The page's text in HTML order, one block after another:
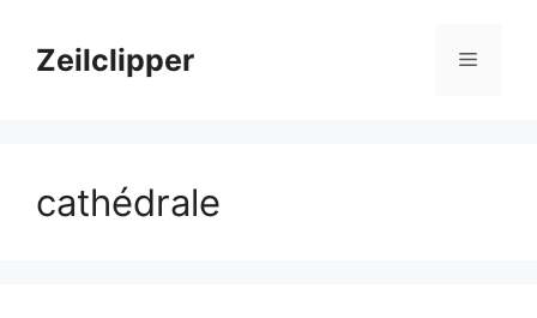
contenuZeilclipper Menu
cathédrale